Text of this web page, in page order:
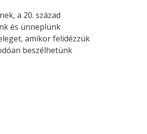
a 20. század
és ünneplünk
amikor felidézzük
beszélhetünk